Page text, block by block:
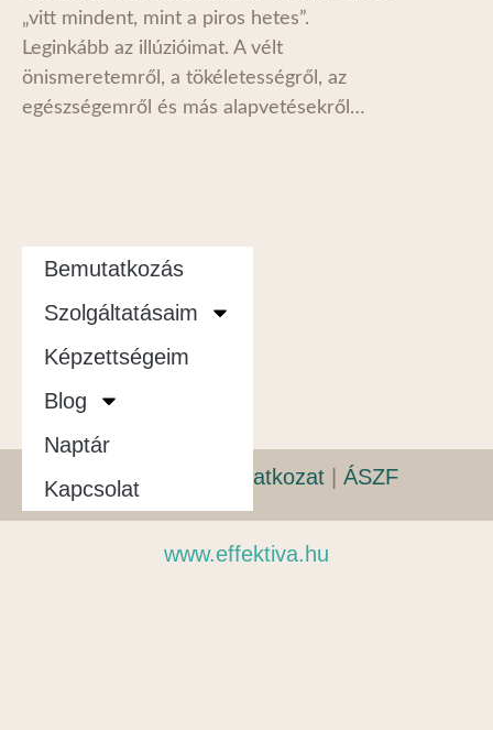
„vitt mindent, mint a piros hetes”.
Leginkább az illúzióimat. A vélt
önismeretemről, a tökéletességről, az
egészségemről és más alapvetésekről…
Bemutatkozás
Szolgáltatásaim
Képzettségeim
Blog
Naptár
KapcsolatAdatvédelmi nyilatkozat ÁSZF
www.effektiva.hu